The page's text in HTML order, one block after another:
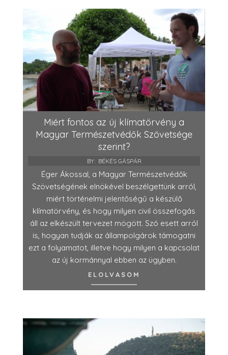
Miért fontos az új klímatörvény a
Magyar Természetvédők Szövetsége
szerint?
BY: BÉKÉS GÁSPÁR
Éger Ákossal, a Magyar Természetvédők
Szövetségének elnökével beszélgettünk arról,
miért történelmi jelentőségű a készülő
klímatörvény, és hogy milyen civil összefogás
áll az elkészült tervezet mögött. Szó esett arról
is, hogyan tudják az állampolgárok támogatni
ezt a folyamatot, illetve hogy milyen a kapcsolat
az új kormánnyal ebben az ügyben.
ELOLVASOM